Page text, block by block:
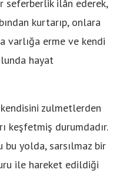
seferberlik ilân ederek,
kurtarıp, onlara
varlığa erme ve kendi
hayat
zulmetlerden
keşfetmiş durumdadır.
bu yolda, sarsılmaz bir
ile hareket edildiği